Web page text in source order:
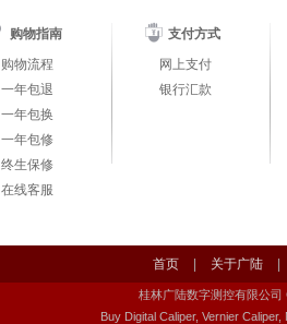
购物指南
购物流程
一年包退
一年包换
一年包修
终生保修
在线客服
支付方式
网上支付
银行汇款
首页 关于广陆
桂林广陆数字测控有限公司
Buy Digital Caliper, Vernier